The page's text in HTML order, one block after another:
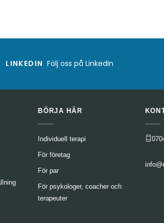
LINKEDIN Följ oss på LinkedIn
BÖRJA HÄR
Individuell terapi
För företag
För par
För psykologer, coacher och
terapeuter